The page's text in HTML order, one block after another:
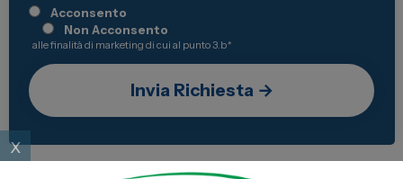
Acconsento
Non Acconsento
alle finalità di marketing di cui al punto 3.b*
x